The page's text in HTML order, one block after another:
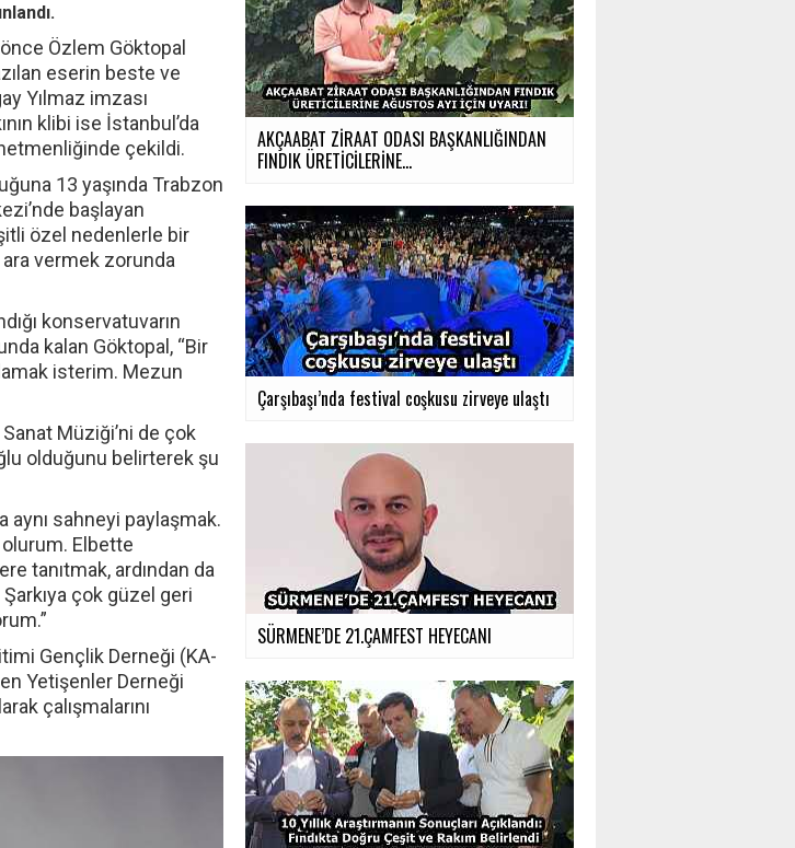
Özlem Göktopal
eserin beste ve
Yılmaz imzası
klibi ise İstanbul’da
çekildi.
13 yaşında Trabzon
başlayan
özel nedenlerle bir
vermek zorunda
konservatuvarın
kalan Göktopal, “Bir
isterim. Mezun
Müziği’ni de çok
olduğunu belirterek şu
sahneyi paylaşmak.
Elbette
tanıtmak, ardından da
çok güzel geri
Gençlik Derneği (KA-
Yetişenler Derneği
çalışmalarını
AKÇAABAT ZİRAAT ODASI BAŞKANLIĞINDAN
FINDIK ÜRETİCİLERİNE...
Çarşıbaşı’nda festival coşkusu zirveye ulaştı
SÜRMENE’DE 21.ÇAMFEST HEYECANI